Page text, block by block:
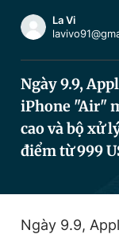
Tiện ích
Thông tin tòa
La Vi
Ngày 9.9,
iPhone "Air"
cao và bộ xử
điểm từ 999
Ngày 9.9,